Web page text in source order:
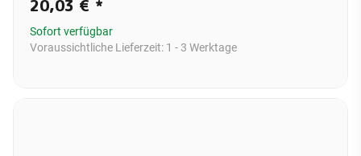
20,03 € *
Sofort verfügbar
Voraussichtliche Lieferzeit: 1 - 3 Werktage